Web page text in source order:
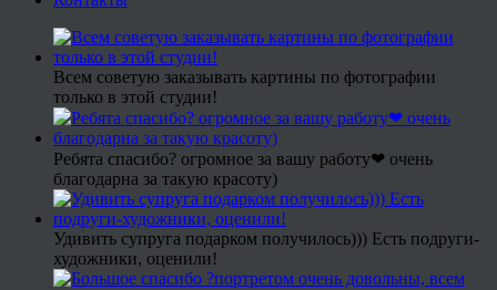
Всем советую заказывать картины по фотографии
только в этой студии!
Ребята спасибо? огромное за вашу работу❤ очень
благодарна за такую красоту)
Удивить супруга подарком получилось))) Есть подруги-
художники, оценили!